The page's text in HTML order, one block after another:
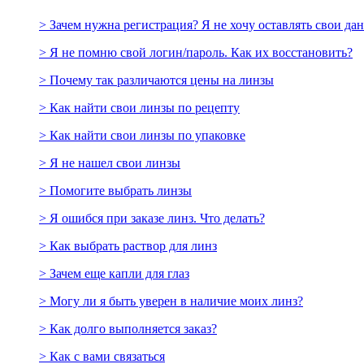
> Зачем нужна регистрация? Я не хочу оставлять свои
> Я не помню свой логин/пароль. Как их восстановить?
> Почему так различаются цены на линзы
> Как найти свои линзы по рецепту
> Как найти свои линзы по упаковке
> Я не нашел свои линзы
> Помогите выбрать линзы
> Я ошибся при заказе линз. Что делать?
> Как выбрать раствор для линз
> Зачем еще капли для глаз
> Могу ли я быть уверен в наличие моих линз?
> Как долго выполняется заказ?
> Как с вами связаться